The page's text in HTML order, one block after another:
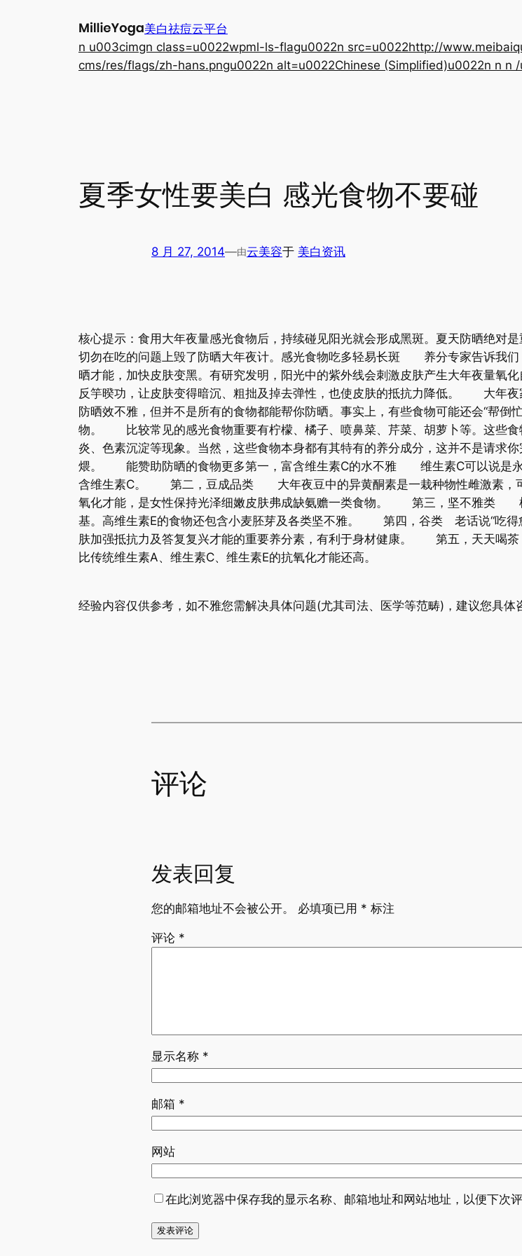
美白祛痘云平台
n u003cimgn class=u0022wpml-ls-flagu0022n src=u0022http://
cms/res/flags/zh-hans.pngu0022n alt=u0022Chinese (Simplified)u0022n n n
夏季女性要美白 感光食物不要碰
8 月 27, 2014—由云美容于 美白资讯
核心提示：食用大年夜量感光食物后，持续碰见阳光就会形成黑斑。夏天防晒绝对
切勿在吃的问题上毁了防晒大年夜计。感光食物吃多轻易长斑 养分专家告诉我们
晒才能，加快皮肤变黑。有研究发明，阳光中的紫外线会刺激皮肤产生大年夜量氧
反竽暌功，让皮肤变得暗沉、粗拙及掉去弹性，也使皮肤的抵抗力降低。 大年夜
防晒效不雅，但并不是所有的食物都能帮你防晒。事实上，有些食物可能还会“帮倒
物。 比较常见的感光食物重要有柠檬、橘子、喷鼻菜、芹菜、胡萝卜等。这些食
炎、色素沉淀等现象。当然，这些食物本身都有其特有的养分成分，这并不是请求
煨。 能赞助防晒的食物更多第一，富含维生素C的水不雅 维生素C可以说是永
含维生素C。 第二，豆成品类 大年夜豆中的异黄酮素是一栽种物性雌激素，可
氧化才能，是女性保持光泽细嫩皮肤弗成缺氨赡一类食物。 第三，坚不雅类
基。高维生素E的食物还包含小麦胚芽及各类坚不雅。 第四，谷类 老话说“吃得
肤加强抵抗力及答复复兴才能的重要养分素，有利于身材健康。 第五，天天喝
比传统维生素A、维生素C、维生素E的抗氧化才能还高。
经验内容仅供参考，如不雅您需解决具体问题(尤其司法、医学等范畴)，建议您具体
评论
发表回复
您的邮箱地址不会被公开。 必填项已用 * 标注
评论 *
显示名称 *
邮箱 *
网站
在此浏览器中保存我的显示名称、邮箱地址和网站地址，以便下次评